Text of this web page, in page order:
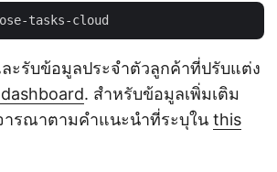
ะรับข้อมูลประจำตัวลูกค้าที่ปรับแต่ง
. สำหรับข้อมูลเพิ่มเติม
รณาตามคำแนะนำที่ระบุใน this